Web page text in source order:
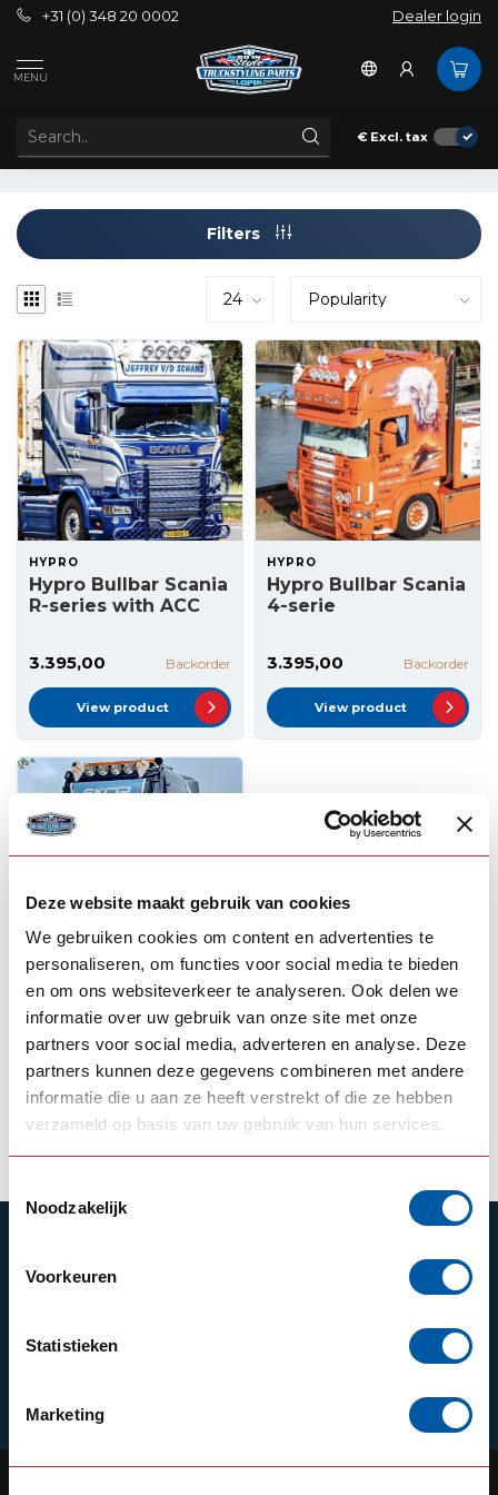
Deze website maakt gebruik van cookies
We gebruiken cookies om content en advertenties te
personaliseren, om functies voor social media te bieden
en om ons websiteverkeer te analyseren. Ook delen we
informatie over uw gebruik van onze site met onze
partners voor social media, adverteren en analyse. Deze
partners kunnen deze gegevens combineren met andere
informatie die u aan ze heeft verstrekt of die ze hebben
verzameld op basis van uw gebruik van hun services.
Noodzakelijk
Voorkeuren
Statistieken
Marketing
+31 (0) 348 20 0002 Dealer login
MENU
€ Excl. tax
Tags
PRODUCTS TAGGED WITH BULLBAR WITH STYLE
Filters
HYPRO
Hypro Bullbar Scania
R-series with ACC
3.395,00 Backorder
View product
HYPRO
Hypro Bullbar Scania
4-serie
3.395,00 Backorder
View product
Hypro Bullbar Scania
R-serie
3.395,00 Backorder
View product
Stay up to date with our latest offers